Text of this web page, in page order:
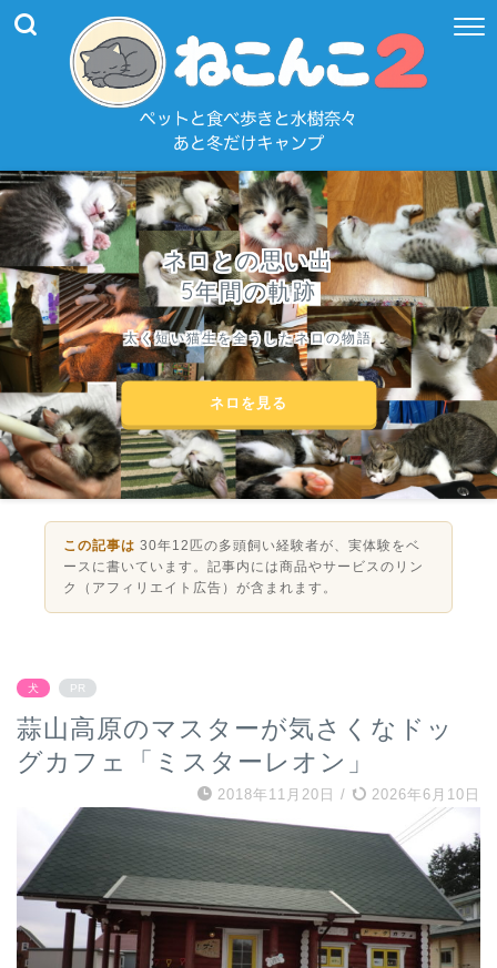
ネロとの思い出
5年間の軌跡
太く短い猫生を全うしたネロの物語
ネロを見る
この記事は 30年12匹の多頭飼い経験者が、実体験をベ
ースに書いています。記事内には商品やサービスのリン
ク（アフィリエイト広告）が含まれます。
犬 PR
蒜山高原のマスターが気さくなドッ
グカフェ「ミスターレオン」
2018年11月20日 / 2026年6月10日